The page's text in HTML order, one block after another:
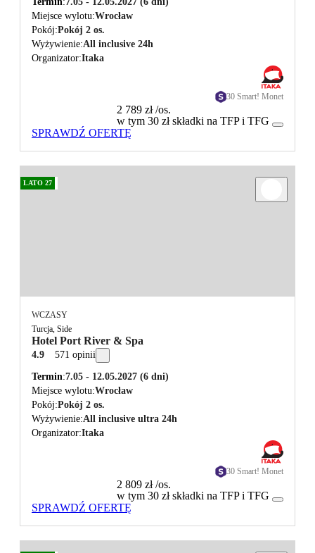
Miejsce wylotu Wrocław
Pokój Pokój 2 os.
Wyżywienie All inclusive 24h
Organizator Itaka
30 Smart! Monet
2 789 zł/os.
w tym 30 zł składki na TFP i TFG
SPRAWDŹ OFERTĘ
LATO 27
WCZASY
Turcja, Side
Hotel Port River & Spa
4.9 571 opinii
Termin 7.05 - 12.05.2027 (6 dni)
Miejsce wylotu Wrocław
Pokój Pokój 2 os.
Wyżywienie All inclusive ultra 24h
Organizator Itaka
30 Smart! Monet
2 809 zł/os.
w tym 30 zł składki na TFP i TFG
SPRAWDŹ OFERTĘ